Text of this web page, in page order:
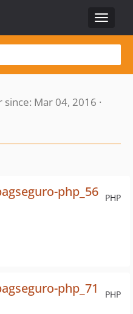
Toggle
Mar 04, 2016 ·
PHP
php_56
PHP
php_71